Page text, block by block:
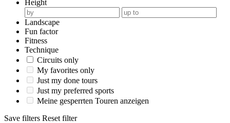
Height
Landscape
Fun factor
Fitness
Technique
Circuits only
My favorites only
Just my done tours
Just my preferred sports
Meine gesperrten Touren anzeigen
Save filters Reset filter